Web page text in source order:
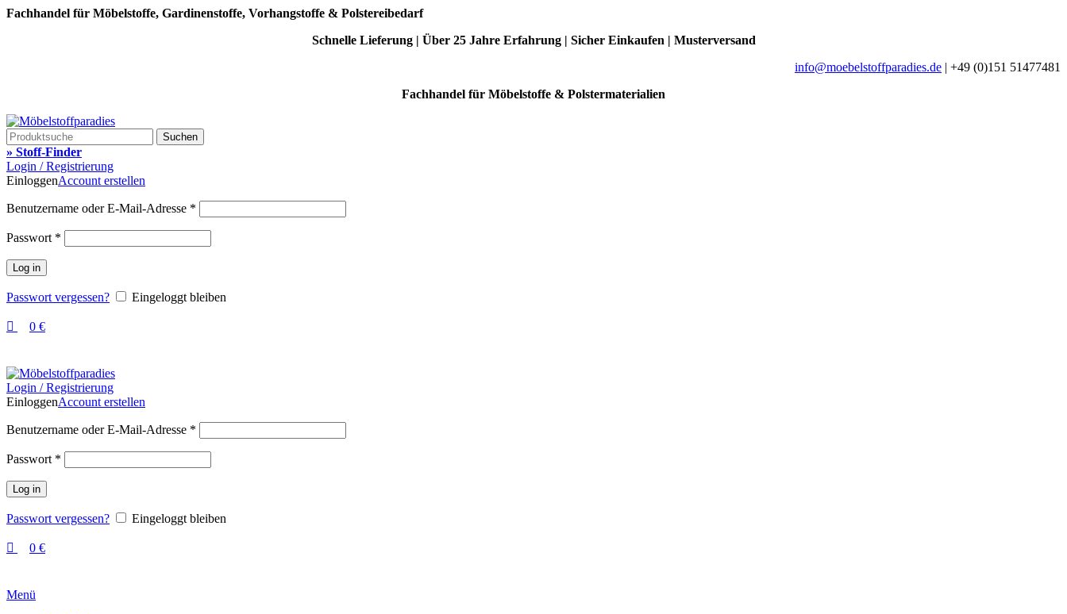
Fachhandel für Möbelstoffe, Gardinenstoffe, Vorhangstoffe & Polstereibedarf
Schnelle Lieferung | Über 25 Jahre Erfahrung | Sicher Einkaufen | Musterversand
info@moebelstoffparadies.de | +49 (0)151 51477481
Fachhandel für Möbelstoffe & Polstermaterialien
Suchen
» Stoff-Finder
Login / Registrierung
EinloggenAccount erstellen
Benutzername oder E-Mail-Adresse *
Passwort *
Log in
Passwort vergessen? Eingeloggt bleiben
0 €
Login / Registrierung
EinloggenAccount erstellen
Benutzername oder E-Mail-Adresse *
Passwort *
Log in
Passwort vergessen? Eingeloggt bleiben
0 €
Menü